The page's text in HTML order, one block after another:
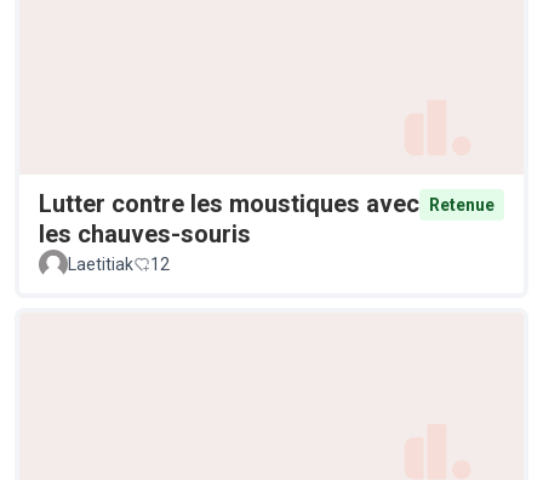
Lutter contre les moustiques avec
les chauves-souris
Retenue
Laetitiak 12